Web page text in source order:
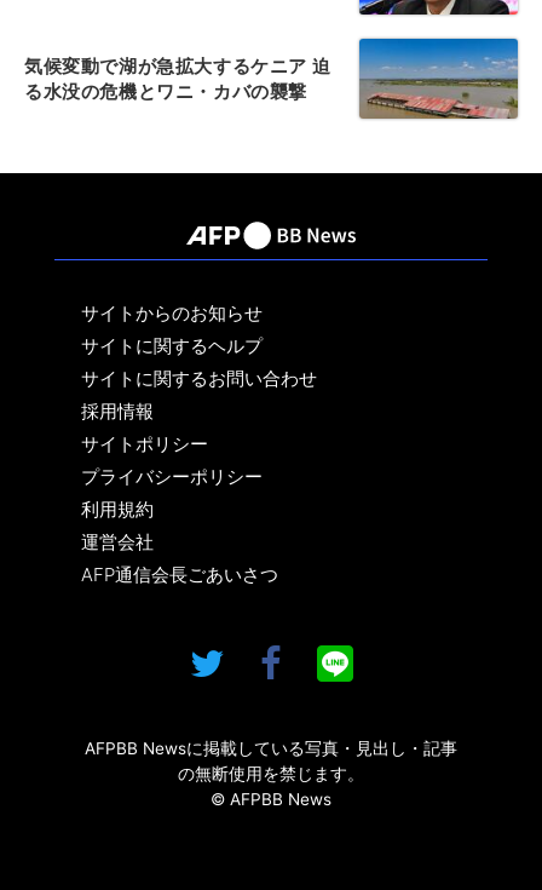
気候変動で湖が急拡大するケニア 迫
る水没の危機とワニ・カバの襲撃
サイトからのお知らせ
サイトに関するヘルプ
サイトに関するお問い合わせ
採用情報
サイトポリシー
プライバシーポリシー
利用規約
運営会社
AFP通信会長ごあいさつ
AFPBB Newsに掲載している写真・見出し・記事
の無断使用を禁じます。
© AFPBB News